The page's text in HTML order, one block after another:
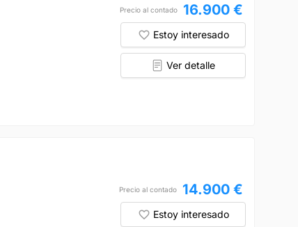
Precio al contado 16.900 €
Estoy interesado
Ver detalle
Precio al contado 14.900 €
Estoy interesado